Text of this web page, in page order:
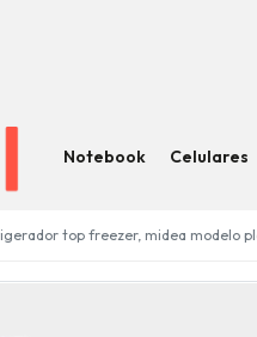
Notebook Celulares
top freezer, midea modelo